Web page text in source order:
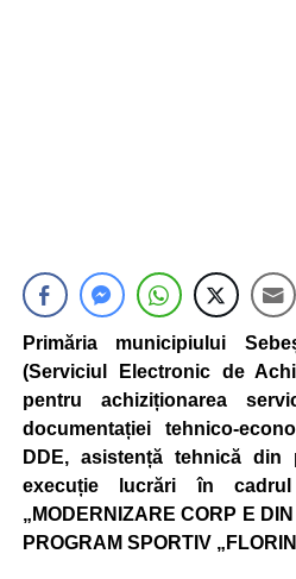
Primăria municipiului
(Serviciul Electronic de
pentru achiziționarea
documentației tehnico-
DDE, asistență tehnică din
execuție lucrări în
„MODERNIZARE CORP E
PROGRAM SPORTIV